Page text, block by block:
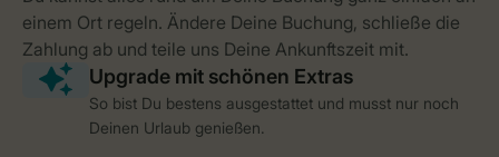
So bist Du bestens ausgestattet und musst nur noch
Deinen Urlaub genießen.